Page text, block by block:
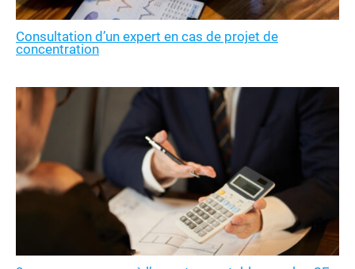
Consultation d’un expert en cas de projet de
concentration